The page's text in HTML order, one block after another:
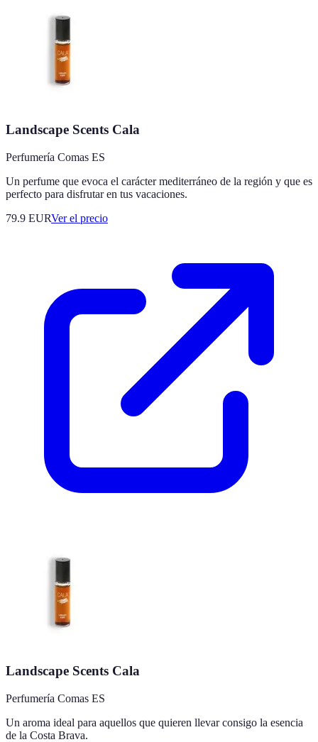
Landscape Scents Cala
Perfumería Comas ES
Un perfume que evoca el carácter mediterráneo de la región y que es
perfecto para disfrutar en tus vacaciones.
79.9 EURVer el precio
Landscape Scents Cala
Perfumería Comas ES
Un aroma ideal para aquellos que quieren llevar consigo la esencia
de la Costa Brava.